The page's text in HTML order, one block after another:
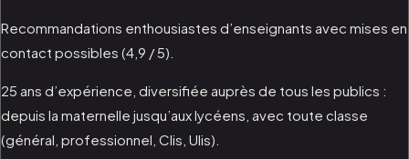
Recommandations enthousiastes d’enseignants avec mises en
contact possibles (4,9 / 5).
25 ans d’expérience, diversifiée auprès de tous les publics :
depuis la maternelle jusqu’aux lycéens, avec toute classe
(général, professionnel, Clis, Ulis).